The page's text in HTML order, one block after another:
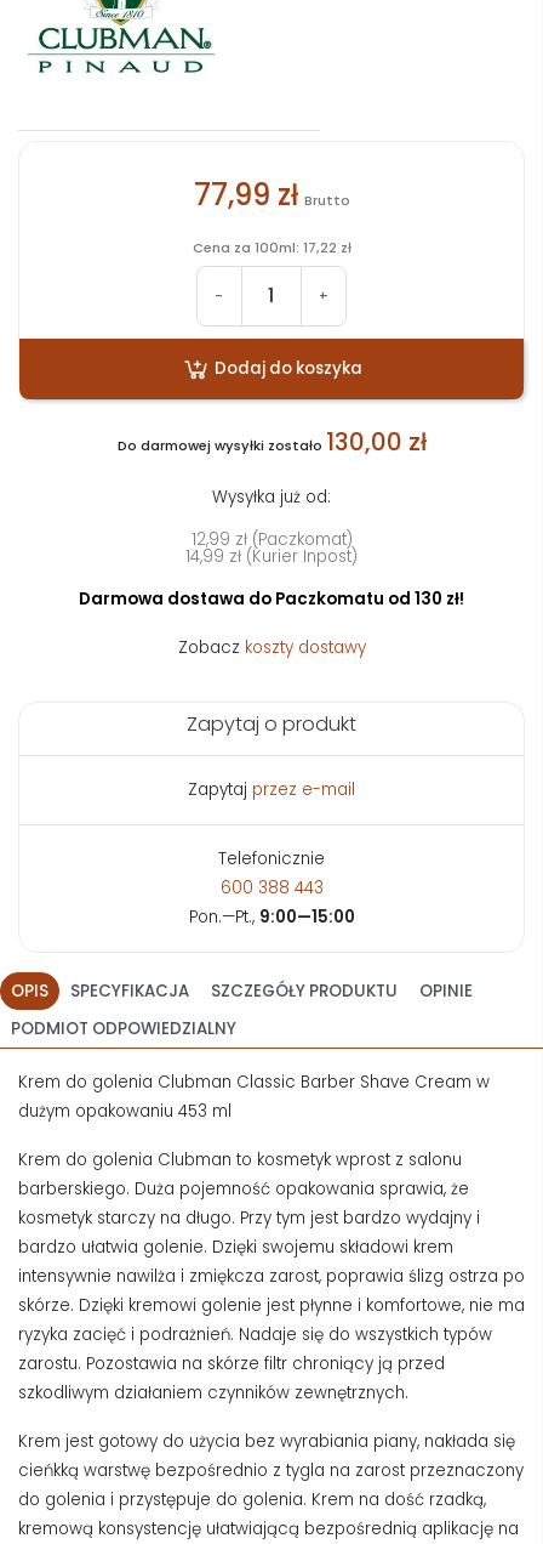
77,99 zł Brutto
Cena za 100ml: 17,22 zł
- +
Dodaj do koszyka
Do darmowej wysyłki zostało 130,00 zł
Wysyłka już od:
12,99 zł (Paczkomat)
14,99 zł (Kurier Inpost)
Darmowa dostawa do Paczkomatu od 130 zł!
Zobacz koszty dostawy
Zapytaj o produkt
Zapytaj przez e-mail
Telefonicznie
600 388 443
Pon.—Pt., 9:00—15:00
OPIS SPECYFIKACJA SZCZEGÓŁY PRODUKTU
OPINIE
PODMIOT ODPOWIEDZIALNY
Krem do golenia Clubman Classic Barber Shave Cream w
dużym opakowaniu 453 ml
Krem do golenia Clubman to kosmetyk wprost z salonu
barberskiego. Duża pojemność opakowania sprawia, że
kosmetyk starczy na długo. Przy tym jest bardzo wydajny i
bardzo ułatwia golenie. Dzięki swojemu składowi krem
intensywnie nawilża i zmiękcza zarost, poprawia ślizg ostrza po
skórze. Dzięki kremowi golenie jest płynne i komfortowe, nie ma
ryzyka zacięć i podrażnień. Nadaje się do wszystkich typów
zarostu. Pozostawia na skórze filtr chroniący ją przed
szkodliwym działaniem czynników zewnętrznych.
Krem jest gotowy do użycia bez wyrabiania piany, nakłada się
cieńkką warstwę bezpośrednio z tygla na zarost przeznaczony
do golenia i przystępuje do golenia. Krem na dość rzadką,
kremową konsystencję ułatwiającą bezpośrednią aplikację na